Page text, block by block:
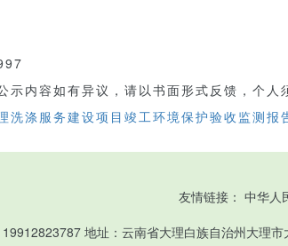
示内容如有异议，请以书面形式反馈，个人
洗涤服务建设项目竣工环境保护验收监测
友情链接： 中华人
19912823787 地址：云南省大理白族自治州大理